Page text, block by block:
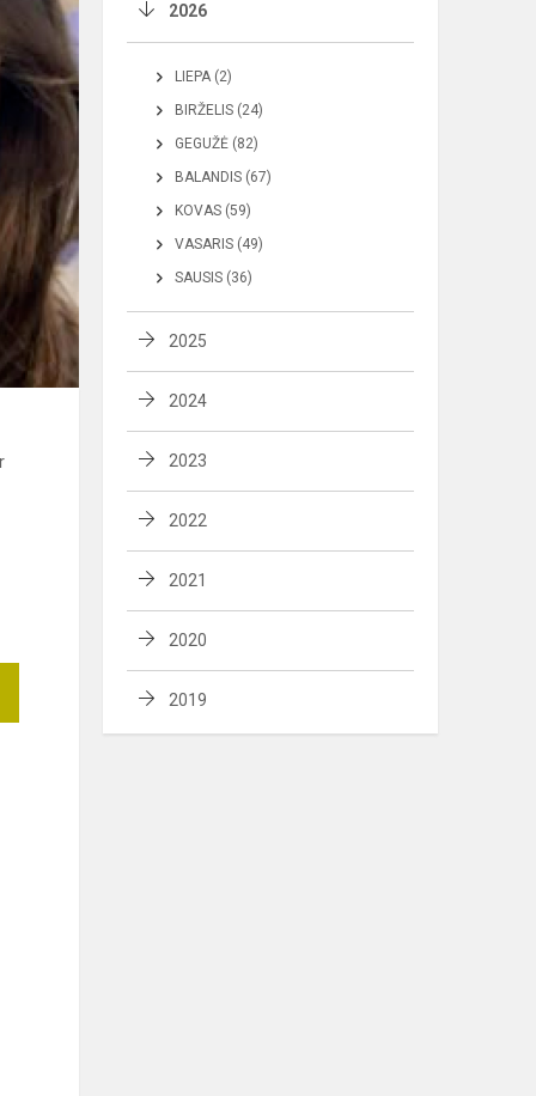
2026
LIEPA (2)
BIRŽELIS (24)
GEGUŽĖ (82)
BALANDIS (67)
KOVAS (59)
VASARIS (49)
SAUSIS (36)
2025
2024
2023
2022
2021
2020
2019